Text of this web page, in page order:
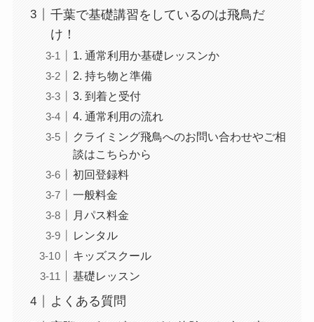
千葉で基礎講習をしているのは飛鳥だ
け！
1. 通常利用か基礎レッスンか
2. 持ち物と準備
3. 到着と受付
4. 通常利用の流れ
クライミング飛鳥へのお問い合わせやご相
談はこちらから
初回登録料
一般料金
月パス料金
レンタル
キッズスクール
基礎レッスン
よくある質問